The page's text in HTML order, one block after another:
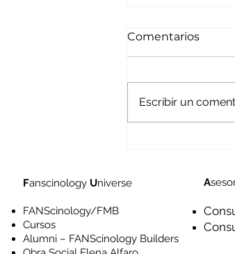
inminente
Comentarios
Escribir un
Fanscinology Universe
FANScinology/FMB
Cursos
Alumni – FANScinology Builders
A